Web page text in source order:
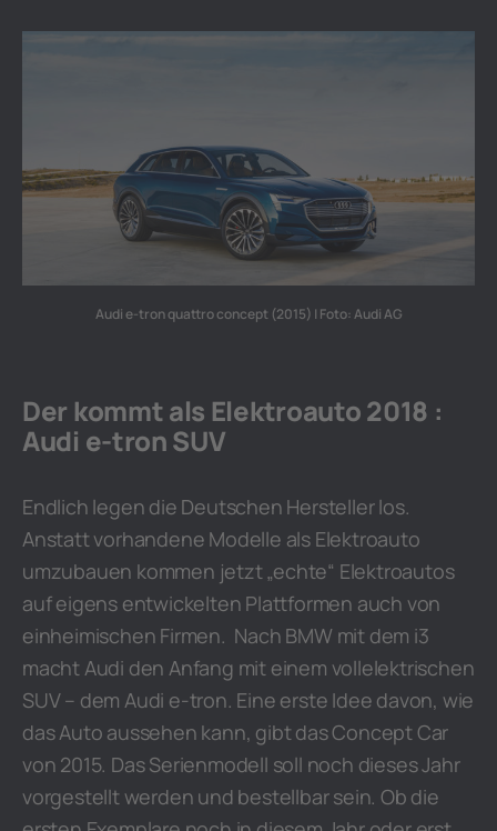
Audi e-tron quattro concept (2015) | Foto: Audi AG
Der kommt als Elektroauto 2018 :
Audi e-tron SUV
Endlich legen die Deutschen Hersteller los.
Anstatt vorhandene Modelle als Elektroauto
umzubauen kommen jetzt „echte“ Elektroautos
auf eigens entwickelten Plattformen auch von
einheimischen Firmen. Nach BMW mit dem i3
macht Audi den Anfang mit einem vollelektrischen
SUV – dem Audi e-tron. Eine erste Idee davon, wie
das Auto aussehen kann, gibt das Concept Car
von 2015. Das Serienmodell soll noch dieses Jahr
vorgestellt werden und bestellbar sein. Ob die